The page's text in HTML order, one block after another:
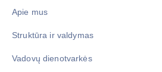
Apie mus
Struktūra ir valdymas
Vadovų dienotvarkės